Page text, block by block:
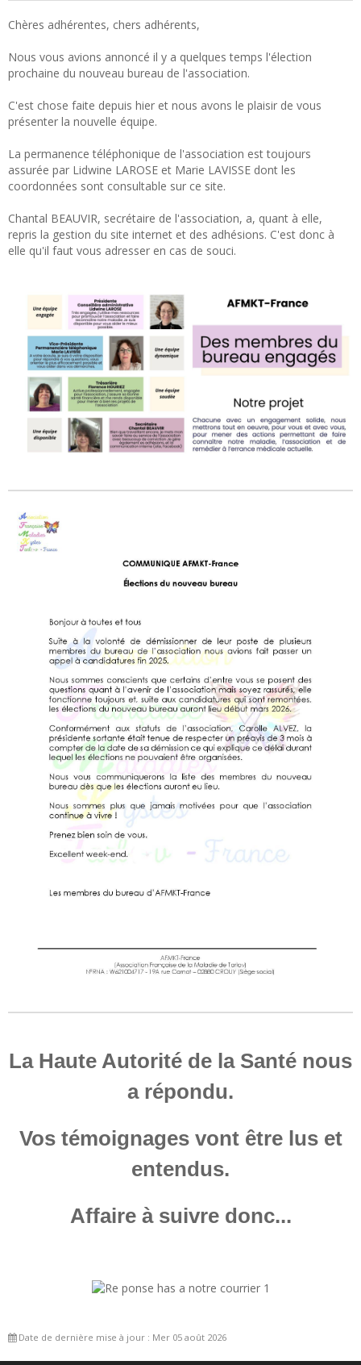
Chères adhérentes, chers adhérents,
Nous vous avions annoncé il y a quelques temps l'élection
prochaine du nouveau bureau de l'association.
C'est chose faite depuis hier et nous avons le plaisir de vous
présenter la nouvelle équipe.
La permanence téléphonique de l'association est toujours
assurée par Lidwine LAROSE et Marie LAVISSE dont les
coordonnées sont consultable sur ce site.
Chantal BEAUVIR, secrétaire de l'association, a, quant à elle,
repris la gestion du site internet et des adhésions. C'est donc à
elle qu'il faut vous adresser en cas de souci.
La Haute Autorité de la Santé nous
a répondu.
Vos témoignages vont être lus et
entendus.
Affaire à suivre donc...
Date de dernière mise à jour : Mer 05 août 2026